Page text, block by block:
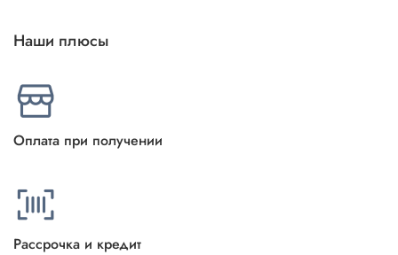
Наши плюсы
Оплата при получении
Рассрочка и кредит